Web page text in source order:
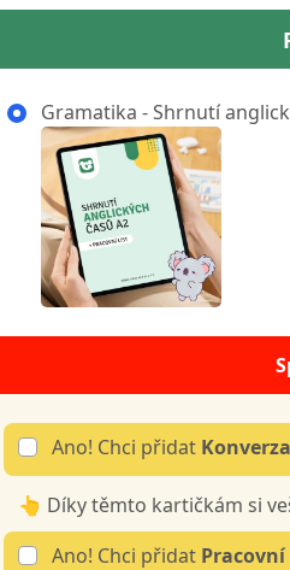
Gramatika - Shrnutí
Ano! Chci přidat
👆 Díky těmto kartičkám si
Ano! Chci přidat